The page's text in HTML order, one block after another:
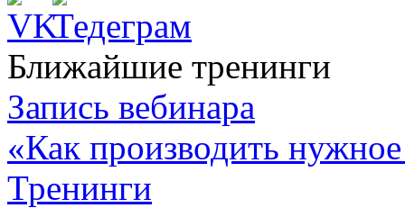
Ближайшие тренинги
Запись вебинара
«Как производить
Тренинги